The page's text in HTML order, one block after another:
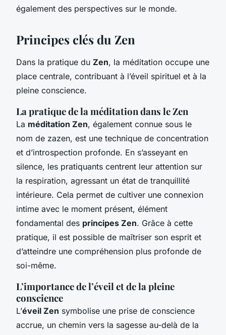
également des perspectives sur le monde.
Principes clés du Zen
Dans la pratique du Zen, la méditation occupe une
place centrale, contribuant à l’éveil spirituel et à la
pleine conscience.
La pratique de la méditation dans le Zen
La méditation Zen, également connue sous le
nom de zazen, est une technique de concentration
et d’introspection profonde. En s’asseyant en
silence, les pratiquants centrent leur attention sur
la respiration, agressant un état de tranquillité
intérieure. Cela permet de cultiver une connexion
intime avec le moment présent, élément
fondamental des principes Zen. Grâce à cette
pratique, il est possible de maîtriser son esprit et
d’atteindre une compréhension plus profonde de
soi-même.
L’importance de l’éveil et de la pleine
conscience
L’éveil Zen symbolise une prise de conscience
accrue, un chemin vers la sagesse au-delà de la